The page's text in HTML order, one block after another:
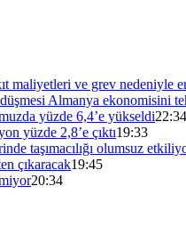
maliyetleri ve grev nedeniyle
Almanya ekonomisini
yüzde 6,4’e yükseldi22:34
yüzde 2,8’e çıktı19:33
taşımacılığı olumsuz
çıkaracak19:45
20:34